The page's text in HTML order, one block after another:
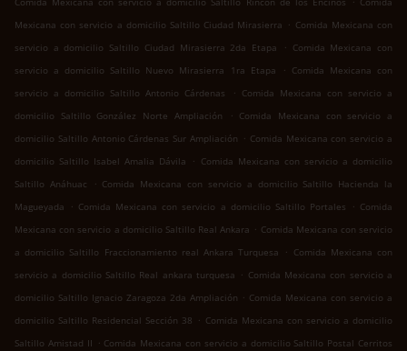
Mexicana con servicio a domicilio Saltillo Ciudad Mirasierra . Comida Mexicana con
servicio a domicilio Saltillo Ciudad Mirasierra 2da Etapa
. Comida Mexicana con
servicio a domicilio Saltillo Nuevo Mirasierra 1ra Etapa
. Comida Mexicana con
servicio a domicilio Saltillo Antonio Cárdenas
. Comida Mexicana con servicio a
domicilio Saltillo González Norte Ampliación
. Comida Mexicana con servicio a
domicilio Saltillo Antonio Cárdenas Sur Ampliación . Comida Mexicana con servicio a
domicilio Saltillo Isabel Amalia Dávila
. Comida Mexicana con servicio a domicilio
Saltillo Anáhuac
. Comida Mexicana con servicio a domicilio Saltillo Hacienda la
Magueyada
. Comida Mexicana con servicio a domicilio Saltillo Portales . Comida
Mexicana con servicio a domicilio Saltillo Real Ankara . Comida Mexicana con servicio
a domicilio Saltillo Fraccionamiento real Ankara Turquesa
. Comida Mexicana con
servicio a domicilio Saltillo Real ankara turquesa . Comida Mexicana con servicio a
domicilio Saltillo Ignacio Zaragoza 2da Ampliación . Comida Mexicana con servicio a
domicilio Saltillo Residencial Sección 38 . Comida Mexicana con servicio a domicilio
Saltillo Amistad II . Comida Mexicana con servicio a domicilio Saltillo Postal Cerritos